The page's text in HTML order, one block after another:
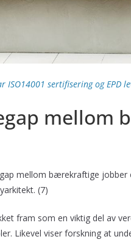
ISO14001 sertifisering og EPD
mellom
mellom bærekraftige
(7)
fram som en viktig del av
Likevel viser forskning at